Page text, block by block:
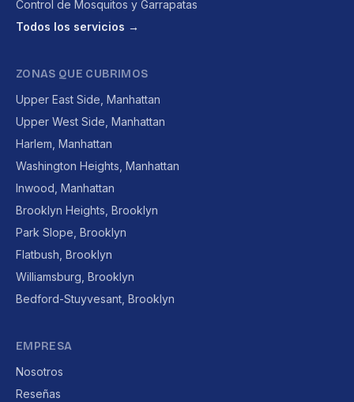
Control de Mosquitos y Garrapatas
Todos los servicios →
ZONAS QUE CUBRIMOS
Upper East Side, Manhattan
Upper West Side, Manhattan
Harlem, Manhattan
Washington Heights, Manhattan
Inwood, Manhattan
Brooklyn Heights, Brooklyn
Park Slope, Brooklyn
Flatbush, Brooklyn
Williamsburg, Brooklyn
Bedford-Stuyvesant, Brooklyn
EMPRESA
Nosotros
Reseñas